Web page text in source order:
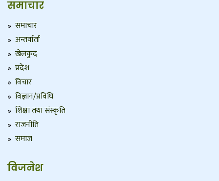
समाचार
समाचार
अन्तर्वार्ता
खेलकुद
प्रदेश
विचार
विज्ञान/प्रविधि
शिक्षा तथा संस्कृति
राजनीति
समाज
विजनेश